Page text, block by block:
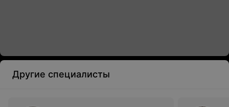
Другие специалисты